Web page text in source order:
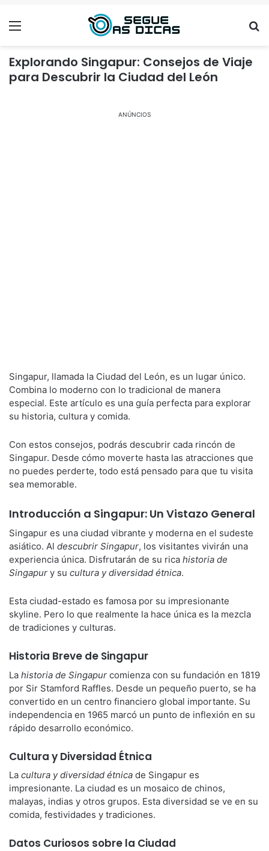
Menu
Explorando Singapur: Consejos de Viaje
para Descubrir la Ciudad del León
ANÚNCIOS
Singapur, llamada la Ciudad del León, es un lugar único.
Combina lo moderno con lo tradicional de manera
especial. Este artículo es una guía perfecta para explorar
su historia, cultura y comida.
Con estos consejos, podrás descubrir cada rincón de
Singapur. Desde cómo moverte hasta las atracciones que
no puedes perderte, todo está pensado para que tu visita
sea memorable.
Introducción a Singapur: Un Vistazo General
Singapur es una ciudad vibrante y moderna en el sudeste
asiático. Al descubrir Singapur, los visitantes vivirán una
experiencia única. Disfrutarán de su rica historia de
Singapur y su cultura y diversidad étnica.
Esta ciudad-estado es famosa por su impresionante
skyline. Pero lo que realmente la hace única es la mezcla
de tradiciones y culturas.
Historia Breve de Singapur
La historia de Singapur comienza con su fundación en 1819
por Sir Stamford Raffles. Desde un pequeño puerto, se ha
convertido en un centro financiero global importante. Su
independencia en 1965 marcó un punto de inflexión en su
rápido desarrollo económico.
Cultura y Diversidad Étnica
La cultura y diversidad étnica de Singapur es
impresionante. La ciudad es un mosaico de chinos,
malayas, indias y otros grupos. Esta diversidad se ve en su
comida, festividades y tradiciones.
Datos Curiosos sobre la Ciudad